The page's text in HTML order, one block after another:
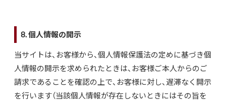
8. 個人情報の開示
当サイトは、お客様から、個人情報保護法の定めに基づき個
人情報の開示を求められたときは、お客様ご本人からのご
請求であることを確認の上で、お客様に対し、遅滞なく開示
を行います（当該個人情報が存在しないときにはその旨を